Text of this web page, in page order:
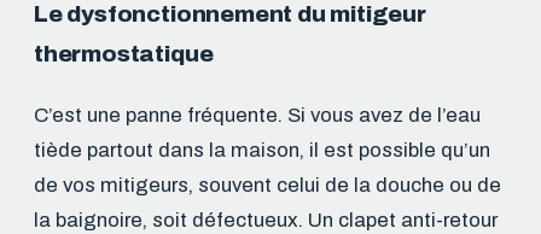
Le dysfonctionnement du mitigeur
thermostatique
C’est une panne fréquente. Si vous avez de l’eau
tiède partout dans la maison, il est possible qu’un
de vos mitigeurs, souvent celui de la douche ou de
la baignoire, soit défectueux. Un clapet anti-retour